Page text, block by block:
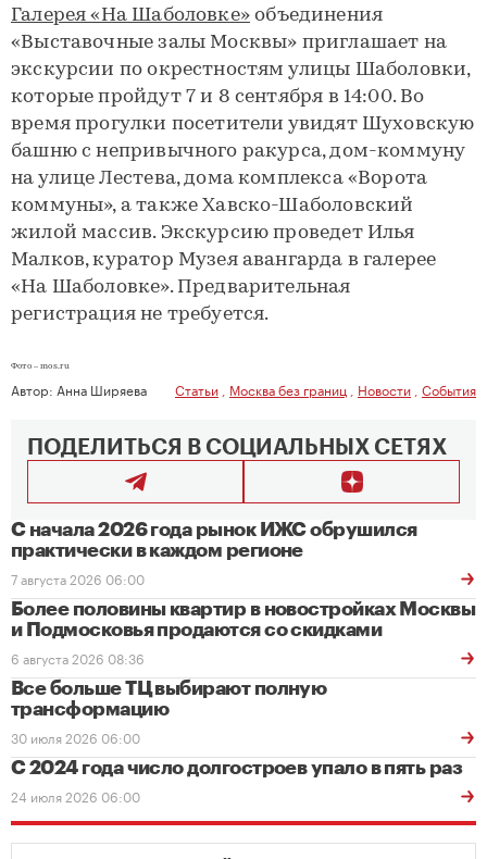
Галерея «На Шаболовке»объединения
«Выставочные залы Москвы» приглашает на
экскурсии по окрестностям улицы Шаболовки,
которые пройдут 7 и 8 сентября в 14:00. Во
время прогулки посетители увидят Шуховскую
башню с непривычного ракурса, дом-коммуну
на улице Лестева, дома комплекса «Ворота
коммуны», а также Хавско-Шаболовский
жилой массив. Экскурсию проведет Илья
Малков, куратор Музея авангарда в галерее
«На Шаболовке». Предварительная
регистрация не требуется.
Фото – mos.ru
Автор: Анна Ширяева Статьи Москва без границ Новости События
ПОДЕЛИТЬСЯ В СОЦИАЛЬНЫХ СЕТЯХ
С начала 2026 года рынок ИЖС обрушился
практически в каждом регионе
7 августа 2026 06:00
Более половины квартир в новостройках Москвы
и Подмосковья продаются со скидками
6 августа 2026 08:36
Все больше ТЦ выбирают полную
трансформацию
30 июля 2026 06:00
С 2024 года число долгостроев упало в пять раз
24 июля 2026 06:00